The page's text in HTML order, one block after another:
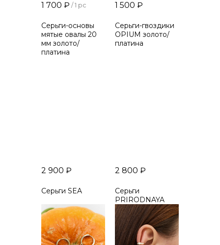
1 700 ₽ / 1 pc
Серьги-основы
мятые овалы 20
мм золото/
платина
1 500 ₽
Серьги-гвоздики
OPIUM золото/
платина
2 900 ₽
Серьги SEA
2 800 ₽
Серьги
PRIRODNAYA